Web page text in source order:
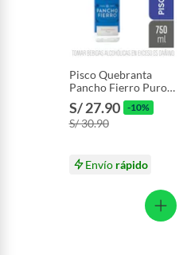
Pisco Quebranta
Pancho Fierro Puro
Botella 750 mL
S/ 27.90 -10%
S/ 30.90
Envío rápido